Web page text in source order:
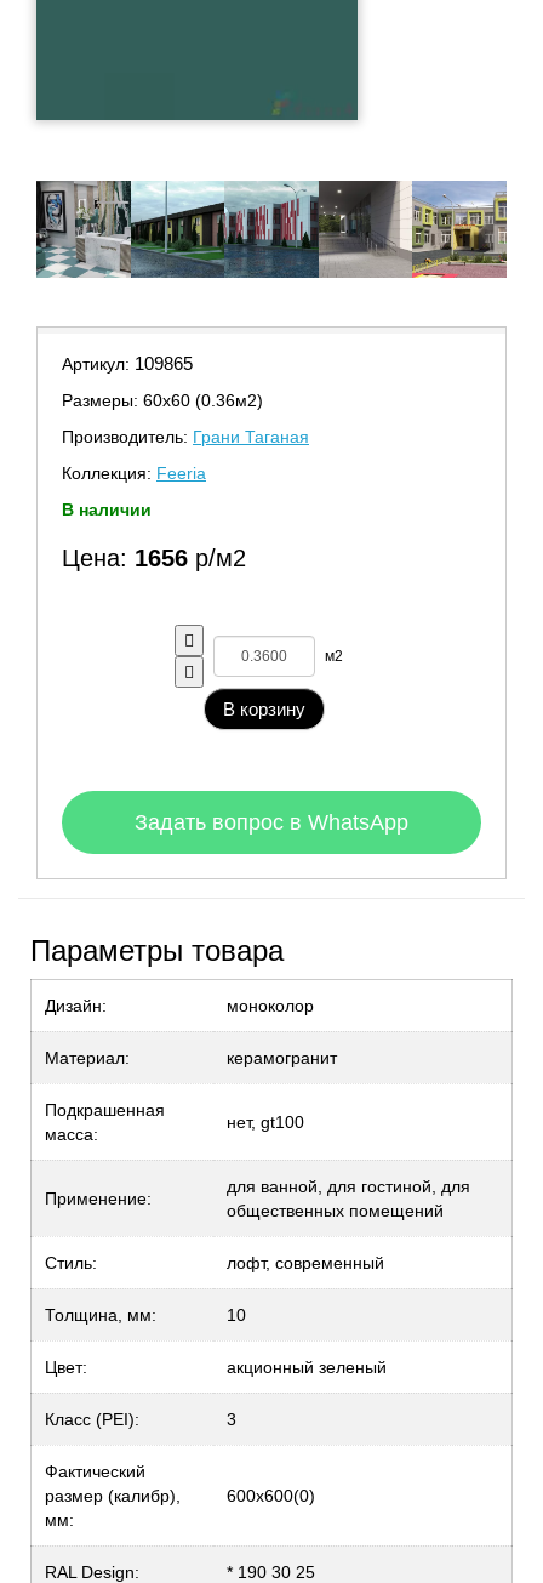
Артикул: 109865
Размеры: 60х60 (0.36м2)
Производитель: Грани Таганая
Коллекция: Feeria
В наличии
Цена: 1656 р/м2
м2
В корзину
Задать вопрос в WhatsApp
Параметры товара
Дизайн: моноколор
Материал: керамогранит
Подкрашенная
масса:
нет, gt100
Применение:
для ванной, для гостиной, для
общественных помещений
Стиль: лофт, современный
Толщина, мм: 10
Цвет: акционный зеленый
Класс (PEI): 3
Фактический
размер (калибр),
мм:
600x600(0)
RAL Design: * 190 30 25